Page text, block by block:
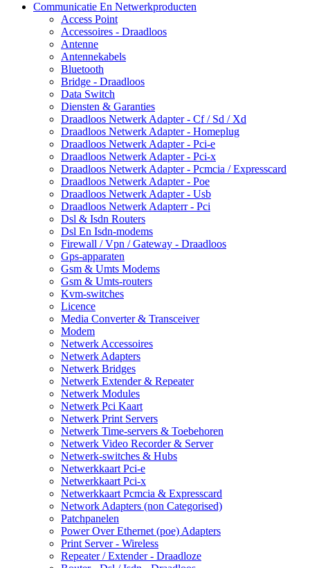
Communicatie En Netwerkproducten
Access Point
Accessoires - Draadloos
Antenne
Antennekabels
Bluetooth
Bridge - Draadloos
Data Switch
Diensten & Garanties
Draadloos Netwerk Adapter - Cf / Sd / Xd
Draadloos Netwerk Adapter - Homeplug
Draadloos Netwerk Adapter - Pci-e
Draadloos Netwerk Adapter - Pci-x
Draadloos Netwerk Adapter - Pcmcia / Expresscard
Draadloos Netwerk Adapter - Poe
Draadloos Netwerk Adapter - Usb
Draadloos Netwerk Adapterr - Pci
Dsl & Isdn Routers
Dsl En Isdn-modems
Firewall / Vpn / Gateway - Draadloos
Gps-apparaten
Gsm & Umts Modems
Gsm & Umts-routers
Kvm-switches
Licence
Media Converter & Transceiver
Modem
Netwerk Accessoires
Netwerk Adapters
Netwerk Bridges
Netwerk Extender & Repeater
Netwerk Modules
Netwerk Pci Kaart
Netwerk Print Servers
Netwerk Time-servers & Toebehoren
Netwerk Video Recorder & Server
Netwerk-switches & Hubs
Netwerkkaart Pci-e
Netwerkkaart Pci-x
Netwerkkaart Pcmcia & Expresscard
Network Adapters (non Categorised)
Patchpanelen
Power Over Ethernet (poe) Adapters
Print Server - Wireless
Repeater / Extender - Draadloze